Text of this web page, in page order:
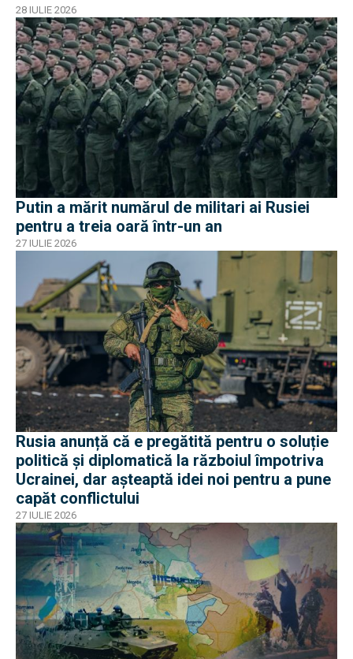
28 IULIE 2026
Putin a mărit numărul de militari ai Rusiei
pentru a treia oară într-un an
27 IULIE 2026
Rusia anunță că e pregătită pentru o soluție
politică și diplomatică la războiul împotriva
Ucrainei, dar așteaptă idei noi pentru a pune
capăt conflictului
27 IULIE 2026